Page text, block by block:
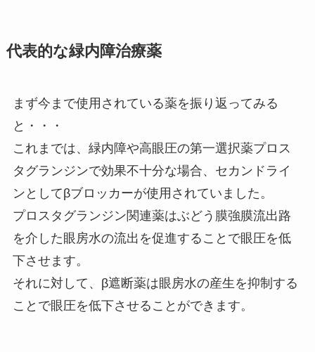
代表的な緑内障治療薬
まず今まで使用されている薬を振り返ってみる
と・・・
これまでは、緑内障や高眼圧の第一選択薬プロス
タグランジンで効果不十分な場合、セカンドライ
ンとしてβブロッカーが使用されていました。
プロスタグランジン関連薬はぶどう膜強膜流出路
を介した眼房水の流出を促進することで眼圧を低
下させます。
それに対して、β遮断薬は眼房水の産生を抑制する
ことで眼圧を低下させることができます。